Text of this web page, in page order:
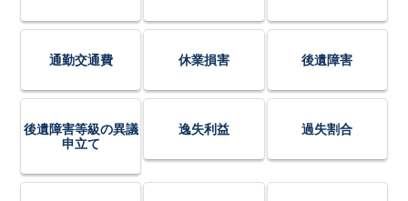
通勤交通費 休業損害 後遺障害
後遺障害等級の異議
申立て
逸失利益 過失割合